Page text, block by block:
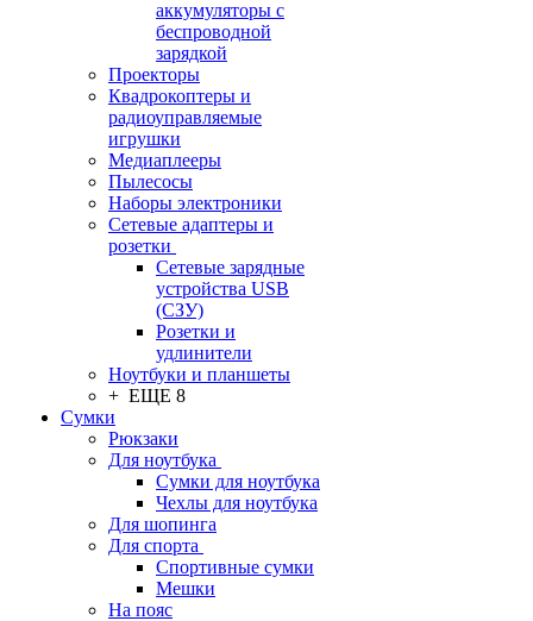
аккумуляторы с
беспроводной
зарядкой
Проекторы
Квадрокоптеры и
радиоуправляемые
игрушки
Медиаплееры
Пылесосы
Наборы электроники
Сетевые адаптеры и
розетки
Сетевые зарядные
устройства USB
(СЗУ)
Розетки и
удлинители
Ноутбуки и планшеты
+ ЕЩЕ 8
Сумки
Рюкзаки
Для ноутбука
Сумки для ноутбука
Чехлы для ноутбука
Для шопинга
Для спорта
Спортивные сумки
Мешки
На пояс